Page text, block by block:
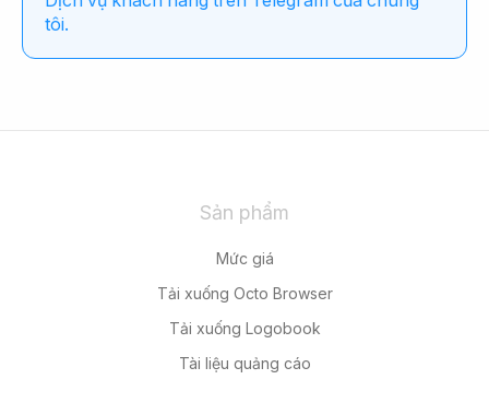
tôi.
Sản phẩm
Mức giá
Tải xuống Octo Browser
Tải xuống Logobook
Tài liệu quảng cáo